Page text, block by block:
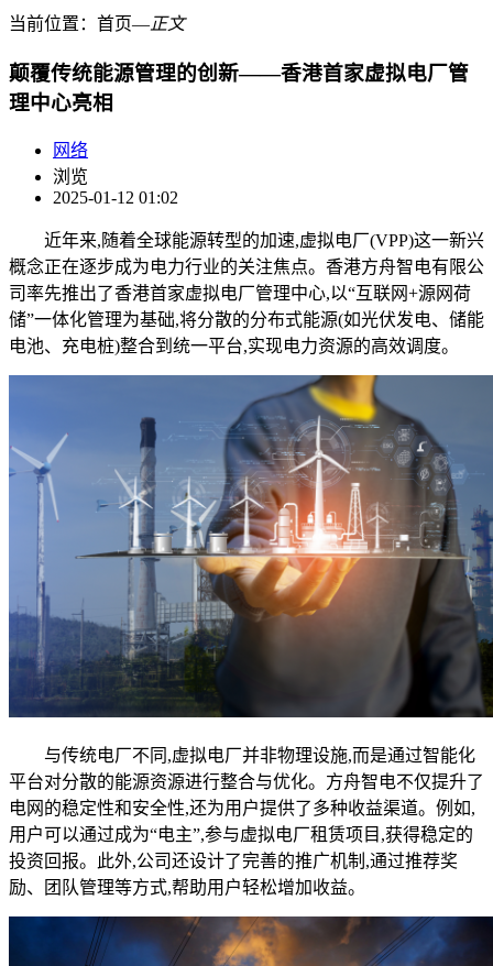
当前位置： 首页―正文
颠覆传统能源管理的创新——香港首家虚拟电厂管
理中心亮相
网络
浏览
2025-01-12 01:02
近年来,随着全球能源转型的加速,虚拟电厂(VPP)这一新兴
概念正在逐步成为电力行业的关注焦点。香港方舟智电有限公
司率先推出了香港首家虚拟电厂管理中心,以“互联网+源网荷
储”一体化管理为基础,将分散的分布式能源(如光伏发电、储能
电池、充电桩)整合到统一平台,实现电力资源的高效调度。
与传统电厂不同,虚拟电厂并非物理设施,而是通过智能化
平台对分散的能源资源进行整合与优化。方舟智电不仅提升了
电网的稳定性和安全性,还为用户提供了多种收益渠道。例如,
用户可以通过成为“电主”,参与虚拟电厂租赁项目,获得稳定的
投资回报。此外,公司还设计了完善的推广机制,通过推荐奖
励、团队管理等方式,帮助用户轻松增加收益。